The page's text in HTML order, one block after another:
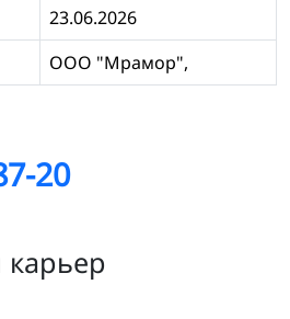
23.06.2026
ООО "Мрамор",
20
карьер